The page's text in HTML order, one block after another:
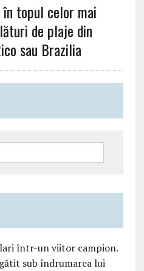
în topul celor mai
de plaje din
sau Brazilia
într-un viitor campion.
sub îndrumarea lui